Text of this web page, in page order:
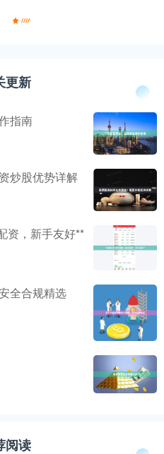
更新
指南
炒股优势详解
资，新手友好**
全合规精选
阅读